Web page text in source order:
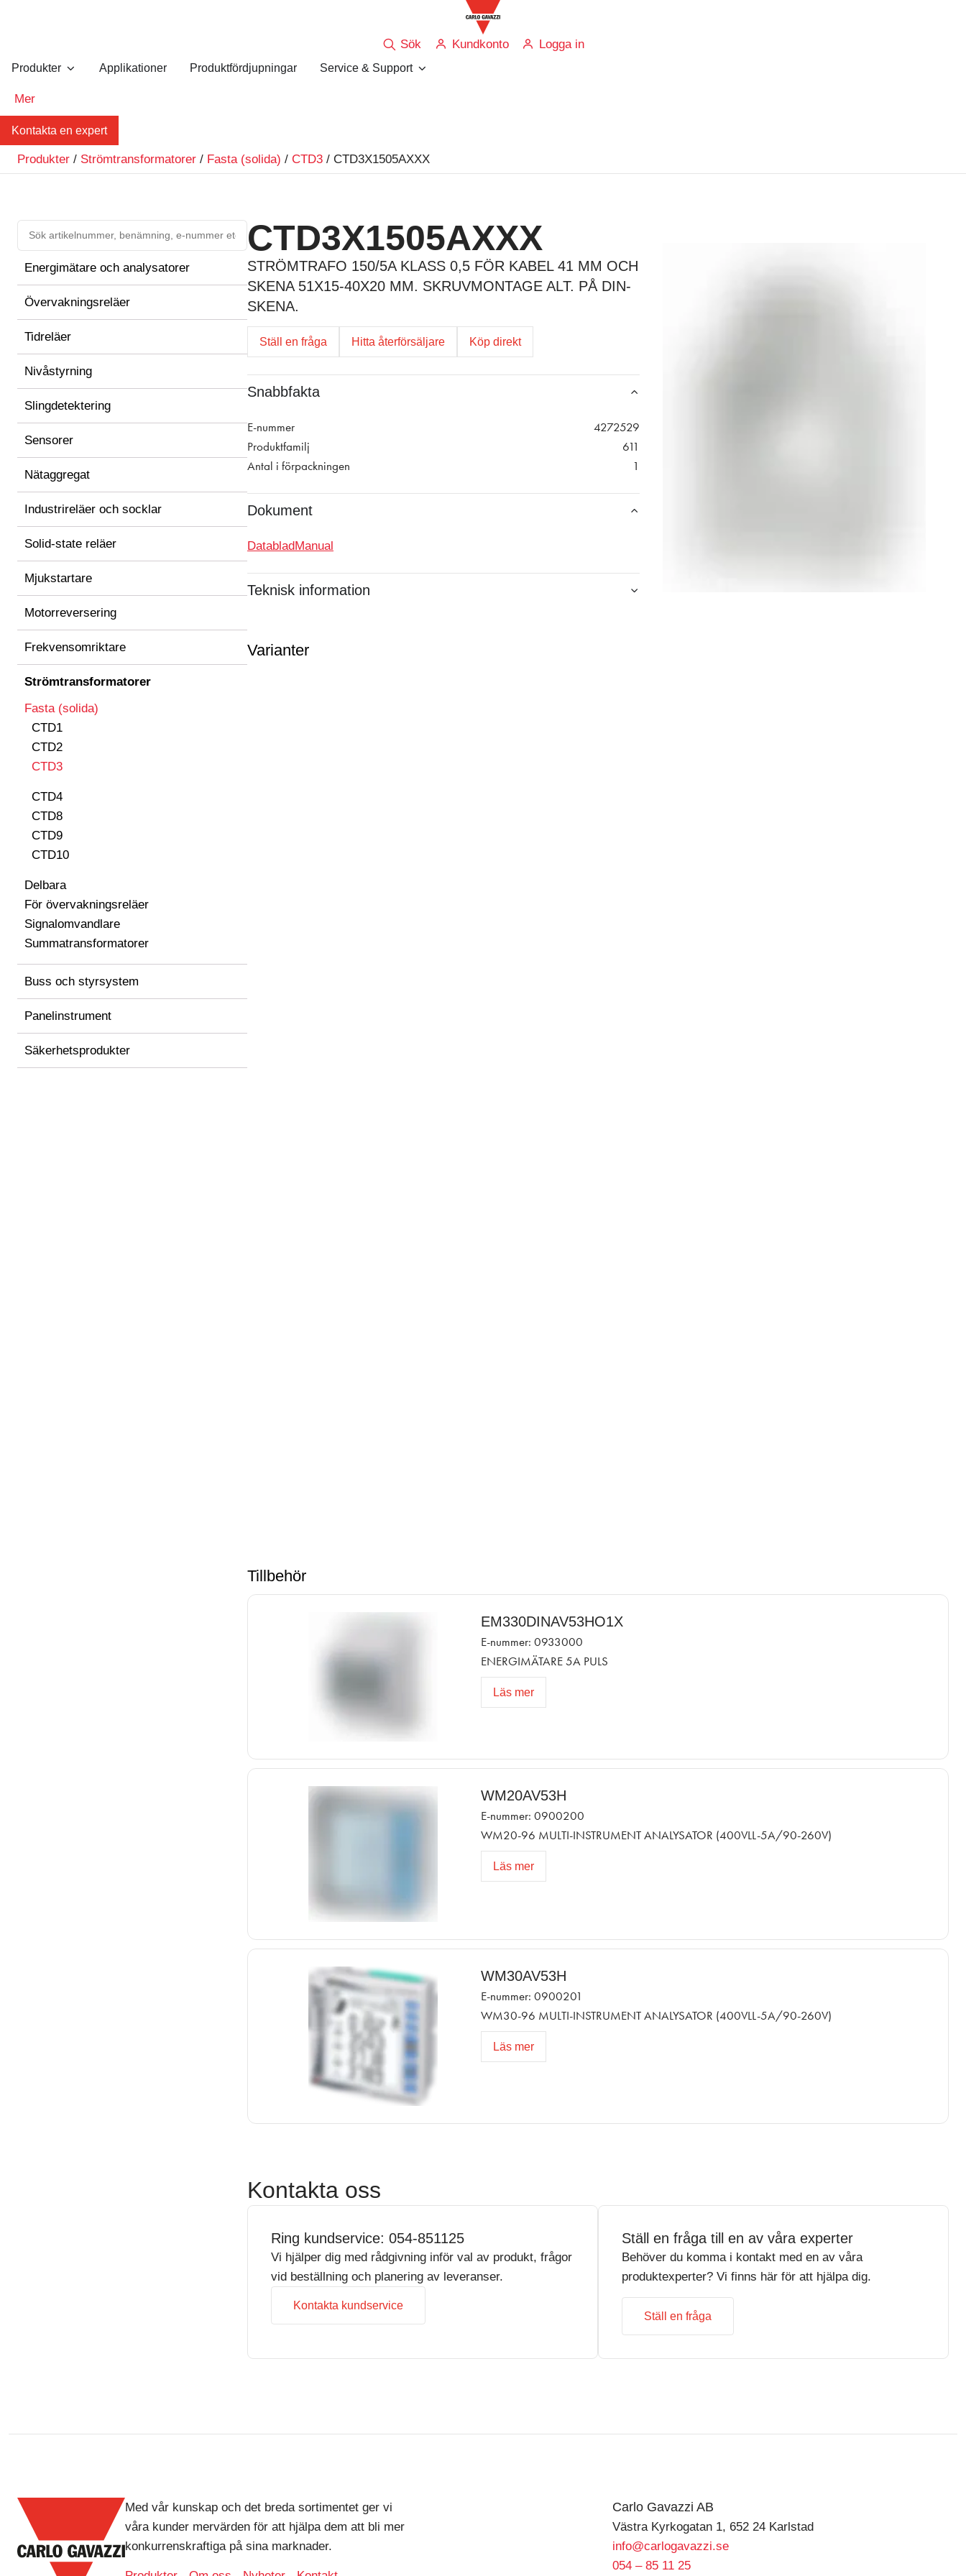
Sök Kundkonto Logga in
Produkter Applikationer Produktfördjupningar Service & Support
Mer
Kontakta en expert
Produkter / Strömtransformatorer / Fasta (solida) / CTD3 / CTD3X1505AXXX
Energimätare och analysatorer
Övervakningsreläer
Tidreläer
Nivåstyrning
Slingdetektering
Sensorer
Nätaggregat
Industrireläer och socklar
Solid-state reläer
Mjukstartare
Motorreversering
Frekvensomriktare
Strömtransformatorer
Fasta (solida)
CTD1
CTD2
CTD3
CTD4
CTD8
CTD9
CTD10
Delbara
För övervakningsreläer
Signalomvandlare
Summatransformatorer
Buss och styrsystem
Panelinstrument
Säkerhetsprodukter
CTD3X1505AXXX
STRÖMTRAFO 150/5A KLASS 0,5 FÖR KABEL 41 MM OCH
SKENA 51X15-40X20 MM. SKRUVMONTAGE ALT. PÅ DIN-
SKENA.
Ställ en fråga Hitta återförsäljare Köp direkt
Snabbfakta
E-nummer
4272529
Produktfamilj
611
Antal i förpackningen
1
Dokument
Datablad Manual
Teknisk information
Varianter
Tillbehör
EM330DINAV53HO1X
E-nummer: 0933000
ENERGIMÄTARE 5A PULS
Läs mer
WM20AV53H
E-nummer: 0900200
WM20-96 MULTI-INSTRUMENT ANALYSATOR (400VLL-5A/90-260V)
Läs mer
WM30AV53H
E-nummer: 0900201
WM30-96 MULTI-INSTRUMENT ANALYSATOR (400VLL-5A/90-260V)
Läs mer
Kontakta oss
Ring kundservice: 054-851125
Vi hjälper dig med rådgivning inför val av produkt, frågor
vid beställning och planering av leveranser.
Kontakta kundservice
Ställ en fråga till en av våra experter
Behöver du komma i kontakt med en av våra
produktexperter? Vi finns här för att hjälpa dig.
Ställ en fråga
Med vår kunskap och det breda sortimentet ger vi
våra kunder mervärden för att hjälpa dem att bli mer
konkurrenskraftiga på sina marknader.
Carlo Gavazzi AB
Västra Kyrkogatan 1, 652 24 Karlstad
info@carlogavazzi.se
054 – 85 11 25